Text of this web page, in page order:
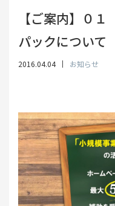
【ご案内】０
パックについて
2016.04.04 お知らせ